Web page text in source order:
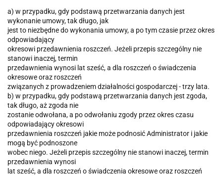
a) w przypadku, gdy podstawą przetwarzania danych jest
wykonanie umowy, tak długo, jak
jest to niezbędne do wykonania umowy, a po tym czasie przez okres
odpowiadający
okresowi przedawnienia roszczeń. Jeżeli przepis szczególny nie
stanowi inaczej, termin
przedawnienia wynosi lat sześć, a dla roszczeń o świadczenia
okresowe oraz roszczeń
związanych z prowadzeniem działalności gospodarczej - trzy lata.
b) w przypadku, gdy podstawą przetwarzania danych jest zgoda,
tak długo, aż zgoda nie
zostanie odwołana, a po odwołaniu zgody przez okres czasu
odpowiadający okresowi
przedawnienia roszczeń jakie może podnosić Administrator i jakie
mogą być podnoszone
wobec niego. Jeżeli przepis szczególny nie stanowi inaczej, termin
przedawnienia wynosi
lat sześć, a dla roszczeń o świadczenia okresowe oraz roszczeń